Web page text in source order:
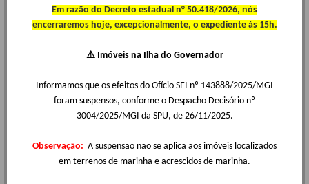
Em razão do Decreto estadual n° 50.418/2026, nós
encerraremos hoje, excepcionalmente, o expediente às 15h.
⚠️ Imóveis na Ilha do Governador
Informamos que os efeitos do Ofício SEI nº 143888/2025/MGI
foram suspensos, conforme o Despacho Decisório nº
3004/2025/MGI da SPU, de 26/11/2025.
Observação: A suspensão não se aplica aos imóveis localizados
em terrenos de marinha e acrescidos de marinha.
Monitor Registral - RI Digital
registral do título apresentado.